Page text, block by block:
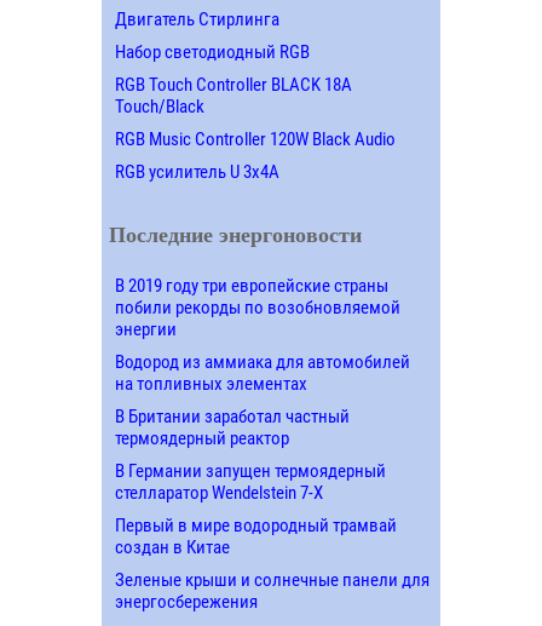
Двигатель Стирлинга
Набор светодиодный RGB
RGB Touch Controller BLACK 18A
Touch/Black
RGB Music Controller 120W Black Audio
RGB усилитель U 3х4A
Последние энергоновости
В 2019 году три европейские страны
побили рекорды по возобновляемой
энергии
Водород из аммиака для автомобилей
на топливных элементах
В Британии заработал частный
термоядерный реактор
В Германии запущен термоядерный
стелларатор Wendelstein 7-X
Первый в мире водородный трамвай
создан в Китае
Зеленые крыши и солнечные панели для
энергосбережения